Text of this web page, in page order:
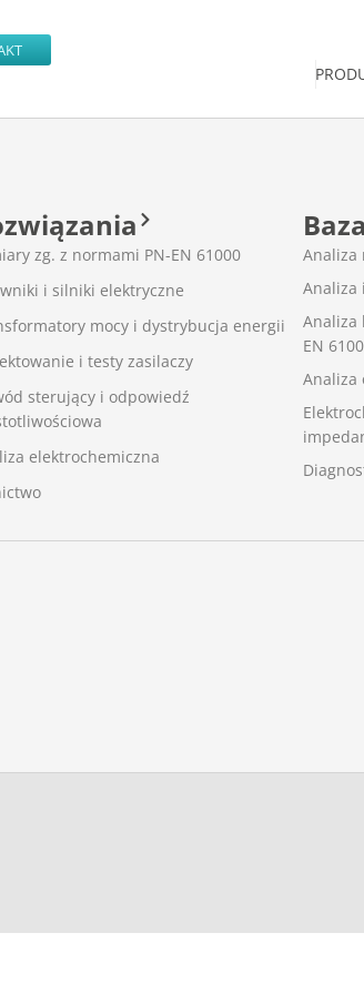
zg. z normami PN-EN 61000
i silniki elektryczne
mocy i dystrybucja energii
i testy zasilaczy
sterujący i odpowiedź
elektrochemiczna
Analiza
Analiza
Analiza
EN
Analiza